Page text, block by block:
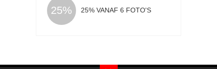
25% 25% VANAF 6 FOTO'S